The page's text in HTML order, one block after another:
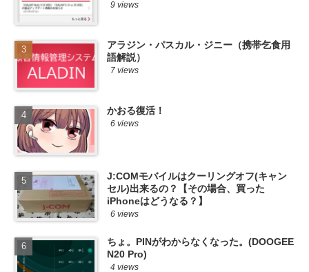
9 views
アラジン・パスカル・ジニー（携帯乞食用
語解説）
7 views
かおる復活！
6 views
J:COMモバイルはクーリングオフ(キャン
セル)出来るの？【その場合、買った
iPhoneはどうなる？】
6 views
ちょ。PINがわからなくなった。(DOOGEE
N20 Pro)
4 views